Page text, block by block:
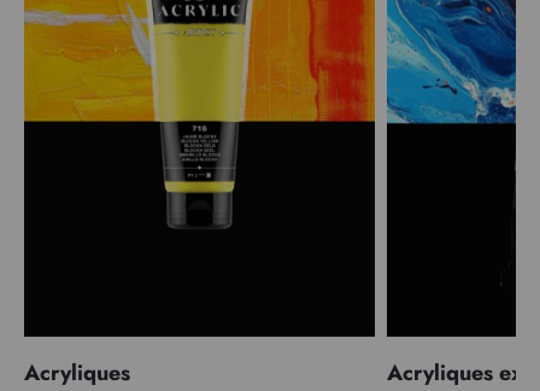
Acryliques Acryliques